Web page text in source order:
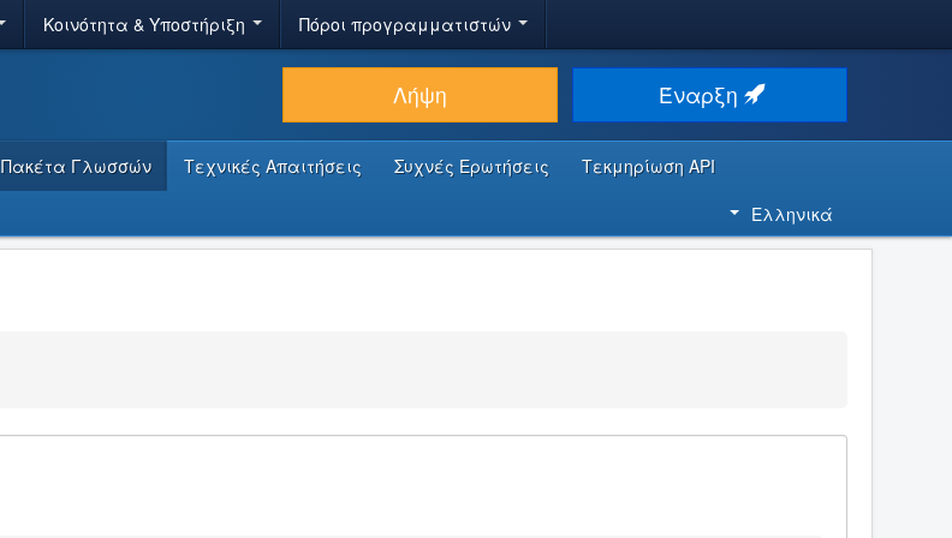
Κοινότητα & Υποστήριξη Πόροι προγραμματιστών
Λήψη Έναρξη
Πακέτα Γλωσσών Τεχνικές Απαιτήσεις Συχνές Ερωτήσεις
Τεκμηρίωση API
Ελληνικά